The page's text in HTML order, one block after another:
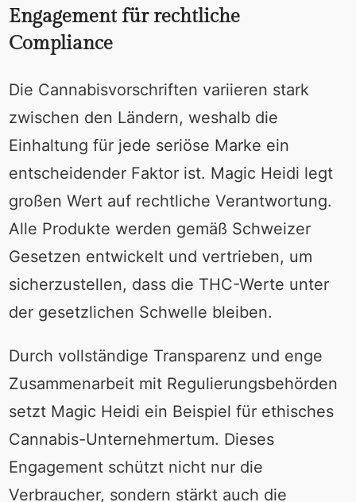
Engagement für rechtliche
Compliance
Die Cannabisvorschriften variieren stark
zwischen den Ländern, weshalb die
Einhaltung für jede seriöse Marke ein
entscheidender Faktor ist. Magic Heidi legt
großen Wert auf rechtliche Verantwortung.
Alle Produkte werden gemäß Schweizer
Gesetzen entwickelt und vertrieben, um
sicherzustellen, dass die THC-Werte unter
der gesetzlichen Schwelle bleiben.
Durch vollständige Transparenz und enge
Zusammenarbeit mit Regulierungsbehörden
setzt Magic Heidi ein Beispiel für ethisches
Cannabis-Unternehmertum. Dieses
Engagement schützt nicht nur die
Verbraucher, sondern stärkt auch die